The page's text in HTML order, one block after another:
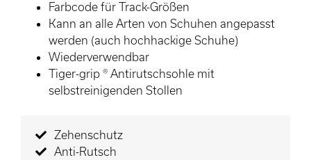
Farbcode für Track-Größen
Kann an alle Arten von Schuhen angepasst
werden (auch hochhackige Schuhe)
Wiederverwendbar
Tiger-grip ® Antirutschsohle mit
selbstreinigenden Stollen
Zehenschutz
Anti-Rutsch